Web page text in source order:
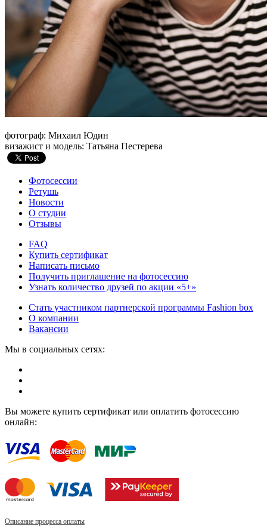
фотограф: Михаил Юдин
визажист и модель: Татьяна Пестерева
Фотосессии
Ретушь
Новости
О студии
Отзывы
FAQ
Купить сертификат
Написать письмо
Получить приглашение на фотосессию
Узнать количество друзей по акции «5+»
Стать участником партнерской программы Fashion box
О компании
Вакансии
Мы в социальных сетях:
Вы можете купить сертификат или оплатить фотосессию
онлайн:
Описание процесса оплаты